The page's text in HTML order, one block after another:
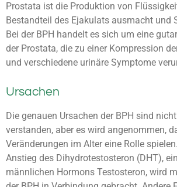
Prostata ist die Produktion von
Bestandteil des Ejakulats ausmacht und
Bei der BPH handelt es sich um eine
der Prostata, die zu einer Kompression
und verschiedene urinäre Symptome
Ursachen
Die genauen Ursachen der BPH sind
verstanden, aber es wird angenommen,
Veränderungen im Alter eine Rolle
Anstieg des Dihydrotestosteron (DHT),
männlichen Hormons Testosteron, wird